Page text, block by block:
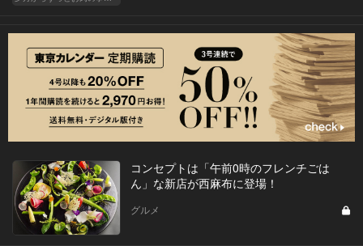
コンセプトは「午前0時のフレンチごは
ん」な新店が西麻布に登場！
グルメ